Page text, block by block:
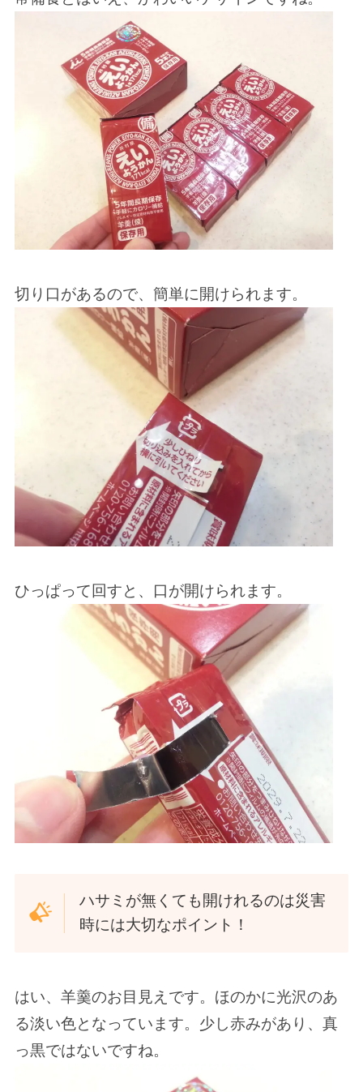
切り口があるので、簡単に開けられます。
ひっぱって回すと、口が開けられます。
ハサミが無くても開けれるのは災害
時には大切なポイント！
はい、羊羹のお目見えです。ほのかに光沢のあ
る淡い色となっています。少し赤みがあり、真
っ黒ではないですね。